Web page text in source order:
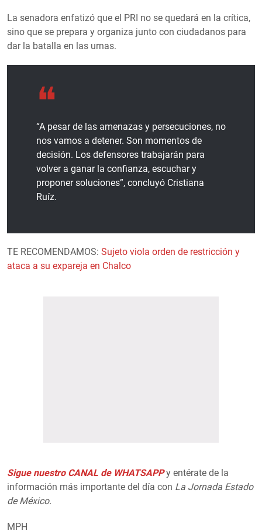
La senadora enfatizó que el PRI no se quedará en la crítica,
sino que se prepara y organiza junto con ciudadanos para
dar la batalla en las urnas.
“A pesar de las amenazas y persecuciones, no
nos vamos a detener. Son momentos de
decisión. Los defensores trabajarán para
volver a ganar la confianza, escuchar y
proponer soluciones”, concluyó Cristiana
Ruíz.
TE RECOMENDAMOS: Sujeto viola orden de restricción y
ataca a su expareja en Chalco
Sigue nuestro CANAL de WHATSAPP y entérate de la
información más importante del día con La Jornada Estado
de México.
MPH